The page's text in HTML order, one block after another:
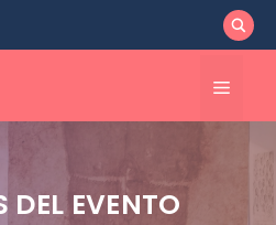
Menú
DEL EVENTO